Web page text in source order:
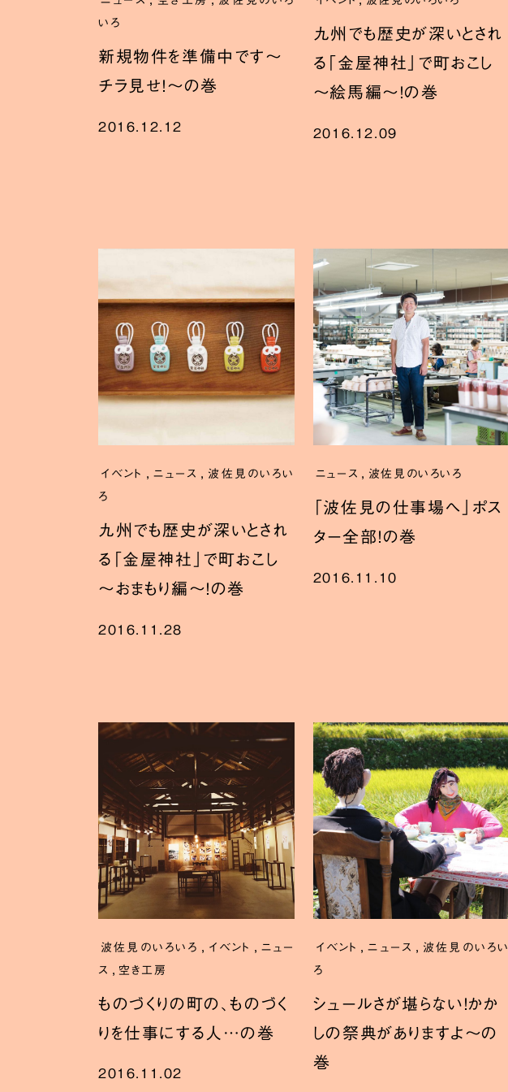
いろ
新規物件を準備中です～
チラ見せ！～の巻
2016.12.12
九州でも歴史が深いとされ
る「金屋神社」で町おこし
～絵馬編～！の巻
2016.12.09
イベント ニュース
波佐見のいろい
ろ
九州でも歴史が深いとされ
る「金屋神社」で町おこし
～おまもり編～！の巻
2016.11.28
ニュース 波佐見のいろいろ
「波佐見の仕事場へ」ポス
ター全部！の巻
2016.11.10
波佐見のいろいろ イベント
ニュー
ス
空き工房
ものづくりの町の、ものづく
りを仕事にする人…の巻
2016.11.02
イベント ニュース
波佐見のいろい
ろ
シュールさが堪らない！かか
しの祭典がありますよ～の
巻